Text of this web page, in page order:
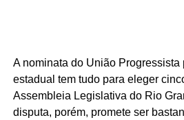
A nominata do União Progressista
estadual tem tudo para eleger
Assembleia Legislativa do Rio
disputa, porém, promete ser